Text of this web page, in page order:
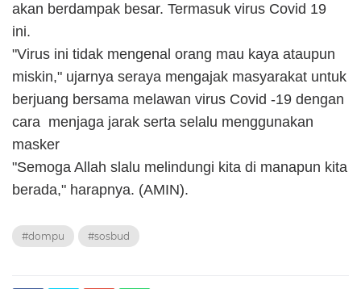
akan berdampak besar. Termasuk virus Covid 19
ini.
"Virus ini tidak mengenal orang mau kaya ataupun
miskin," ujarnya seraya mengajak masyarakat untuk
berjuang bersama melawan virus Covid -19 dengan
cara menjaga jarak serta selalu menggunakan
masker
"Semoga Allah slalu melindungi kita di manapun kita
berada," harapnya. (AMIN).
#dompu #sosbud